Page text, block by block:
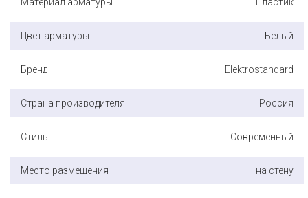
Цвет арматуры Белый
Бренд Elektrostandard
Страна производителя Россия
Стиль Современный
Место размещения на стену